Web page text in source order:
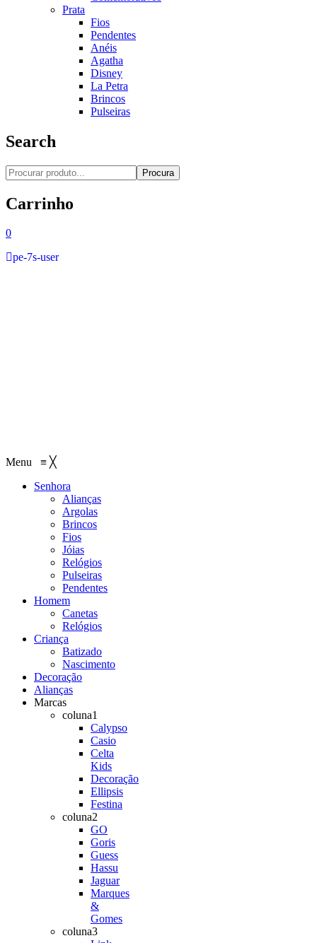
Prata
Fios
Pendentes
Anéis
Agatha
Disney
La Petra
Brincos
Pulseiras
Search
Procura
Carrinho
0
pe-7s-user
Menu ≡ ╳
Senhora
Alianças
Argolas
Brincos
Fios
Jóias
Relógios
Pulseiras
Pendentes
Homem
Canetas
Relógios
Criança
Batizado
Nascimento
Decoração
Alianças
Marcas
coluna1
Calypso
Casio
Celta
Kids
Decoração
Ellipsis
Festina
coluna2
GO
Goris
Guess
Hassu
Jaguar
Marques
&
Gomes
coluna3